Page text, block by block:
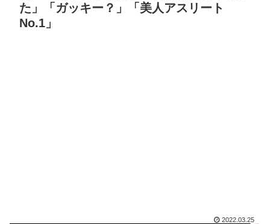
た」「ガッキー？」「美人アスリート
No.1」
2022.03.25